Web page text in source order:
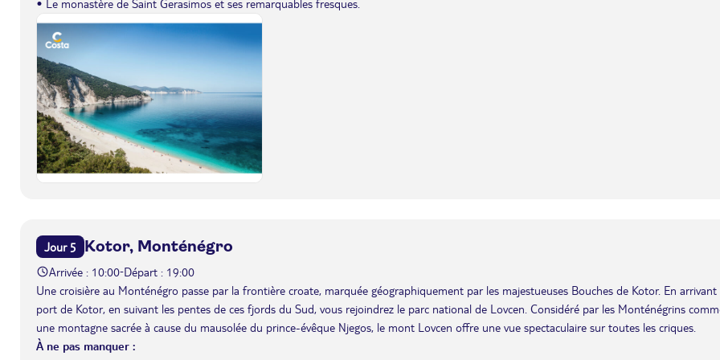
• Le monastère de Saint Gerasimos et ses remarquables fresques.
Jour 5 Kotor, Monténégro
Arrivée : 10:00-Départ : 19:00
Une croisière au Monténégro passe par la frontière croate, marquée géographiquement par les majestueuses Bouches de Kotor. En arrivant
port de Kotor, en suivant les pentes de ces fjords du Sud, vous rejoindrez le parc national de Lovcen. Considéré par les Monténégrins
une montagne sacrée à cause du mausolée du prince-évêque Njegos, le mont Lovcen offre une vue spectaculaire sur toutes les criques.
À ne pas manquer :